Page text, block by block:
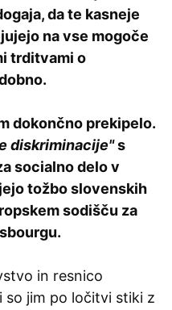
da te kasneje
na vse mogoče
trditvami o
dokončno prekipelo.
diskriminacije"s
socialno delo v
tožbo slovenskih
sodišču za
in resnico
so jim po ločitvi stiki z